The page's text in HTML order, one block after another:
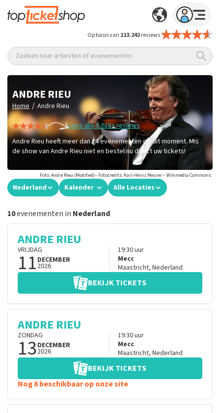
Op basis van 113.242reviews
Zoeken naar artiesten of evenementen
ANDRE RIEU
Home / Andre Rieu
Lees alle 5.618+ reviews
Andre Rieu heeft meer dan 14 evenementen op dit moment. Mis
de show van Andre Rieu niet en bestel nu direct uw tickets!
Foto: Andre Rieu (Modified)– Fotocredits: Karl-Heinz Meurer – Wikimedia Commons
Nederland Kalender Alle Locaties
10evenementen in Nederland
ANDRE RIEU
VRIJDAG
11 DECEMBER
2026
19:30uur
Mecc
Maastricht, Nederland
BEKIJK TICKETS
ANDRE RIEU
ZONDAG
13DECEMBER
2026
19:30uur
Mecc
Maastricht, Nederland
BEKIJK TICKETS
Nog 6 beschikbaar op onze site